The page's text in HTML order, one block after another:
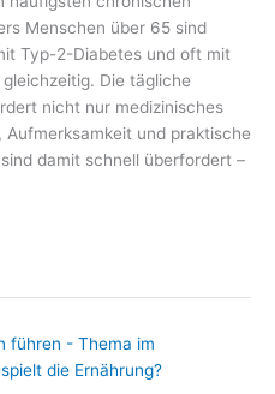
Menschen über 65 sind
Typ-2-Diabetes und oft mit
Die tägliche
nicht nur medizinisches
und praktische
damit schnell überfordert –